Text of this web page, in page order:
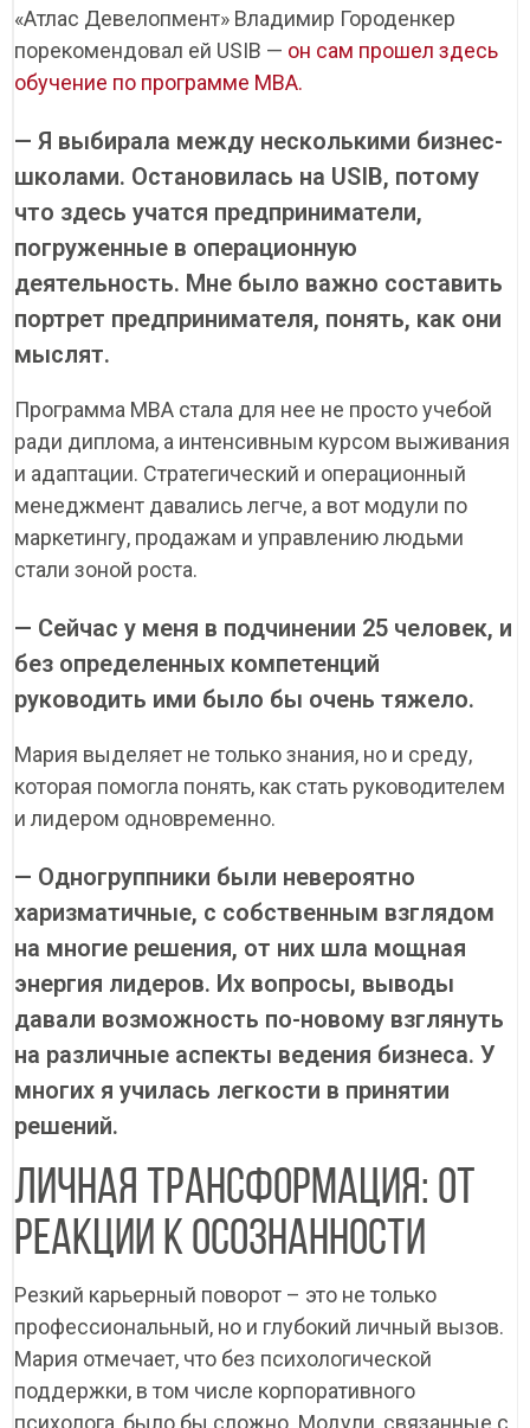
«Атлас Девелопмент» Владимир Городенкер
порекомендовал ей USIB — он сам прошел здесь
обучение по программе MBA.
— Я выбирала между несколькими бизнес-
школами. Остановилась на USIB, потому
что здесь учатся предприниматели,
погруженные в операционную
деятельность. Мне было важно составить
портрет предпринимателя, понять, как они
мыслят.
Программа MBA стала для нее не просто учебой
ради диплома, а интенсивным курсом выживания
и адаптации. Стратегический и операционный
менеджмент давались легче, а вот модули по
маркетингу, продажам и управлению людьми
стали зоной роста.
— Сейчас у меня в подчинении 25 человек, и
без определенных компетенций
руководить ими было бы очень тяжело.
Мария выделяет не только знания, но и среду,
которая помогла понять, как стать руководителем
и лидером одновременно.
— Одногруппники были невероятно
харизматичные, с собственным взглядом
на многие решения, от них шла мощная
энергия лидеров. Их вопросы, выводы
давали возможность по-новому взглянуть
на различные аспекты ведения бизнеса. У
многих я училась легкости в принятии
решений.
ЛИЧНАЯ ТРАНСФОРМАЦИЯ: ОТ
РЕАКЦИИ К ОСОЗНАННОСТИ
Резкий карьерный поворот – это не только
профессиональный, но и глубокий личный вызов.
Мария отмечает, что без психологической
поддержки, в том числе корпоративного
психолога, было бы сложно. Модули, связанные с